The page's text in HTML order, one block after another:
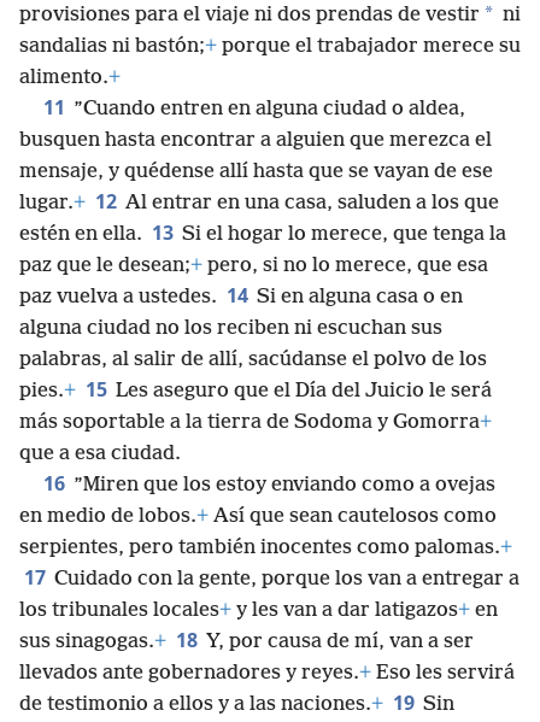
provisiones para el viaje ni dos prendas de vestir * ni
sandalias ni bastón;+ porque el trabajador merece su
alimento.+
11 ”Cuando entren en alguna ciudad o aldea,
busquen hasta encontrar a alguien que merezca el
mensaje, y quédense allí hasta que se vayan de ese
lugar.+ 12 Al entrar en una casa, saluden a los que
estén en ella. 13 Si el hogar lo merece, que tenga la
paz que le desean;+ pero, si no lo merece, que esa
paz vuelva a ustedes. 14 Si en alguna casa o en
alguna ciudad no los reciben ni escuchan sus
palabras, al salir de allí, sacúdanse el polvo de los
pies.+ 15 Les aseguro que el Día del Juicio le será
más soportable a la tierra de Sodoma y Gomorra+
que a esa ciudad.
16 ”Miren que los estoy enviando como a ovejas
en medio de lobos.+ Así que sean cautelosos como
serpientes, pero también inocentes como palomas.+
17 Cuidado con la gente, porque los van a entregar a
los tribunales locales+ y les van a dar latigazos+ en
sus sinagogas.+ 18 Y, por causa de mí, van a ser
llevados ante gobernadores y reyes.+ Eso les servirá
de testimonio a ellos y a las naciones.+ 19 Sin